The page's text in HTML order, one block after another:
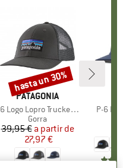
MARCA
PATAGONIA
Logo Lopro Trucker Hat
Product group
Gorra
Precio
39,95 € Precio reducido
a partir de
27,97 €
Descuento
hasta un 30%
Artículo
P-6